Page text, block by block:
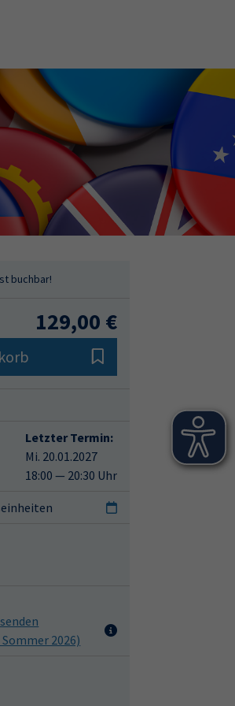
129,00 €
Letzter Termin:
Mi. 20.01.2027
18:00 — 20:30 Uhr
2026)